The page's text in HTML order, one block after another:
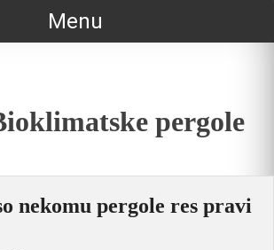
Menu
pergole
nekomu pergole res pravi